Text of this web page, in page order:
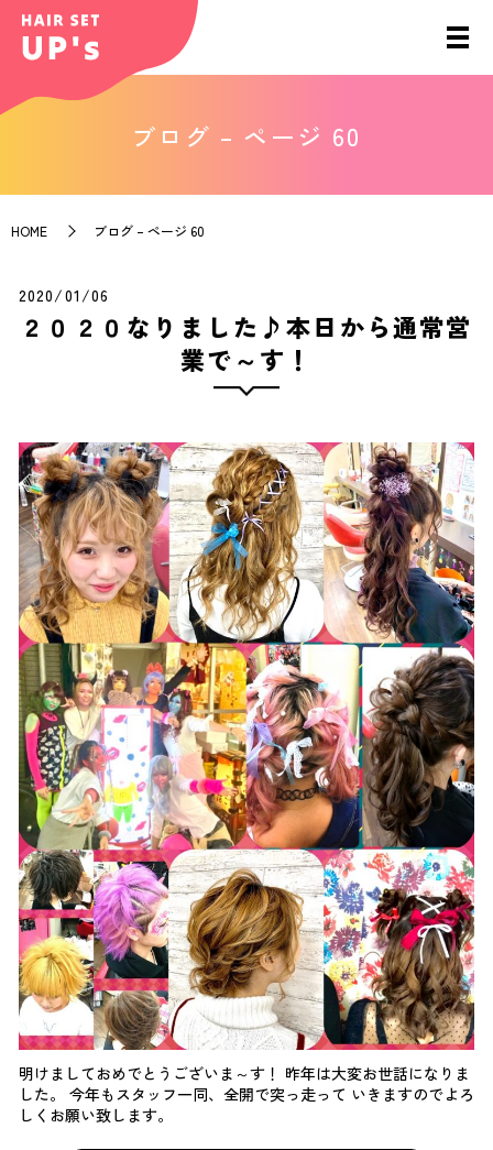
ブログ – ページ 60
HOME ブログ – ページ 60
2020/01/06
２０２０なりました♪本日から通常営
業で～す！
明けましておめでとうございま～す！ 昨年は大変お世話になりま
した。 今年もスタッフ一同、全開で突っ走って いきますのでよろ
しくお願い致します。